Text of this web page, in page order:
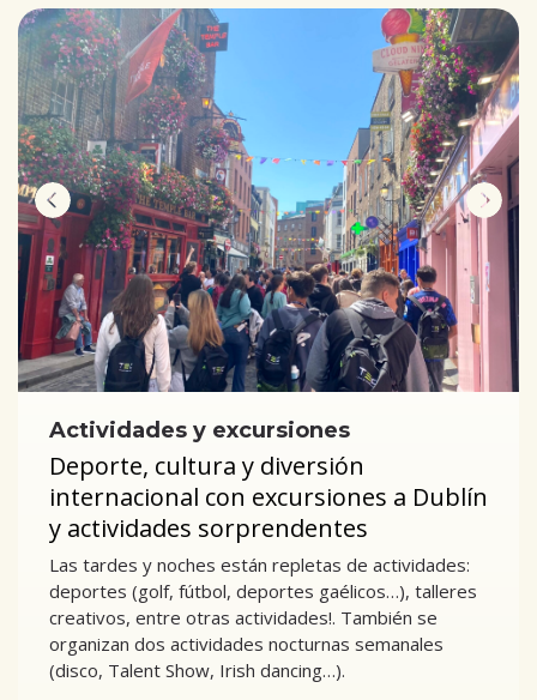
Actividades y excursiones
Deporte, cultura y diversión
internacional con excursiones a Dublín
y actividades sorprendentes
Las tardes y noches están repletas de actividades:
deportes (golf, fútbol, deportes gaélicos…), talleres
creativos, entre otras actividades!. También se
organizan dos actividades nocturnas semanales
(disco, Talent Show, Irish dancing…).